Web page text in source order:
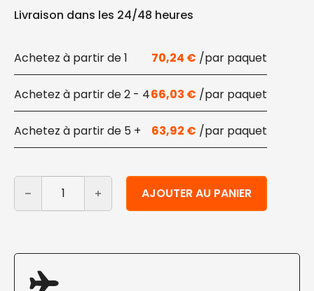
Livraison dans les 24/48 heures
1 70,24 €
2 - 466,03 €
5 + 63,92 €
quantité de Sacs alimentaires avec fermeture éclair :
AJOUTER AU PANIER
Alternative: